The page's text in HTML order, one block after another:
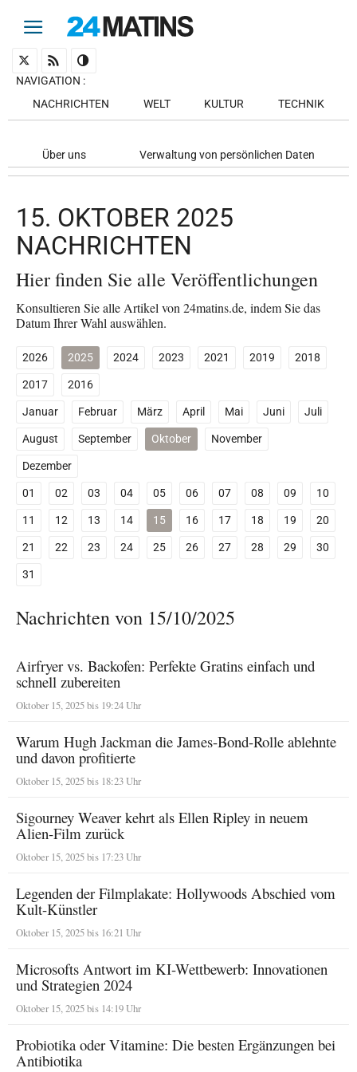
NAVIGATION :
NACHRICHTEN
WELT KULTUR TECHNIK
Über uns Verwaltung von persönlichen Daten
15. OKTOBER 2025
NACHRICHTEN
Hier finden Sie alle Veröffentlichungen
Konsultieren Sie alle Artikel von 24matins.de, indem Sie das
Datum Ihrer Wahl auswählen.
2026 2025 2024 2023 2021 2019
2018
2017
2016
Januar
Februar März April Mai Juni
Juli
August
September Oktober
November
Dezember
01
02 03 04 05 06 07 08 09
10
11
12 13 14 15 16 17 18 19
20
21
22 23 24 25 26 27 28 29
30
31
Nachrichten von 15/10/2025
Airfryer vs. Backofen: Perfekte Gratins einfach und
schnell zubereiten
Oktober 15, 2025 bis 19:24 Uhr
Warum Hugh Jackman die James-Bond-Rolle ablehnte
und davon profitierte
Oktober 15, 2025 bis 18:23 Uhr
Sigourney Weaver kehrt als Ellen Ripley in neuem
Alien-Film zurück
Oktober 15, 2025 bis 17:23 Uhr
Legenden der Filmplakate: Hollywoods Abschied vom
Kult-Künstler
Oktober 15, 2025 bis 16:21 Uhr
Microsofts Antwort im KI-Wettbewerb: Innovationen
und Strategien 2024
Oktober 15, 2025 bis 14:19 Uhr
Probiotika oder Vitamine: Die besten Ergänzungen bei
Antibiotika